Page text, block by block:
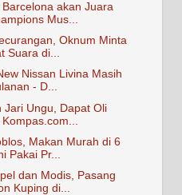
akan Juara
Mus...
Oknum Minta
Suara di...
Nissan Livina Masih
- D...
Jari Ungu, Dapat Oli
Makan Murah di 6
Pakai Pr...
dan Modis, Pasang
Kuping di...